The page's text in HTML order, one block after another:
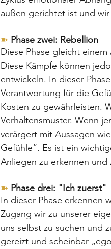
außen gerichtet ist und
➽ Phase zwei: Rebellion
Diese Phase gleicht
Diese Kämpfe können
entwickeln. In dieser
Verantwortung für die
Kosten zu gewährleisten.
Verhaltensmuster. Wenn
verärgert mit Aussagen
Gefühle“. Es ist ein
Anliegen zu erkennen und
➽ Phase drei: "Ich zuerst"
In dieser Phase erkennen
Zugang wir zu unserer
uns selbst zu suchen und
gereizt und scheinbar